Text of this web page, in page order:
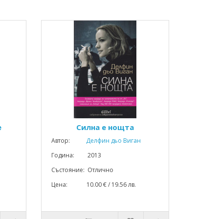
Силна е нощта
Автор:
Делфин дьо Виган
Година: 2013
Състояние: Отлично
Цена: 10.00 € / 19.56 лв.